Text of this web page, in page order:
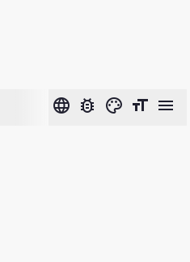
language bug_report color_lens format_size menu